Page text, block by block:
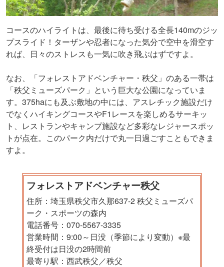
コースのハイライトは、最後に待ち受ける全長140mのジッ
プスライド！ターザンや忍者になった気分で空中を滑空す
れば、日々のストレスも一気に吹き飛ぶはずですよ。
なお、「フォレストアドベンチャー・秩父」のある一帯は
「秩父ミューズパーク」という巨大な公園になっていま
す。375haにも及ぶ敷地の中には、アスレチック施設だけ
でなくハイキングコースやF1レースを楽しめるサーキッ
ト、レストランやキャンプ施設など多彩なレジャースポッ
トが点在。このパーク内だけで丸一日過ごすこともできま
すよ。
フォレストアドベンチャー秩父
住所：埼玉県秩父市久那637-2 秩父ミューズパ
ーク・スポーツの森内
電話番号：070-5567-3335
営業時間：9:00～日没（季節により変動）※最
終受付は日没の2時間前
最寄り駅：西武秩父／秩父